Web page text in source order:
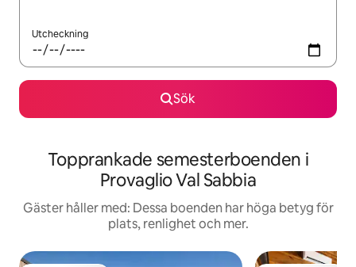
Utcheckning
Sök
Topprankade semesterboenden i
Provaglio Val Sabbia
Gäster håller med: Dessa boenden har höga betyg för
plats, renlighet och mer.